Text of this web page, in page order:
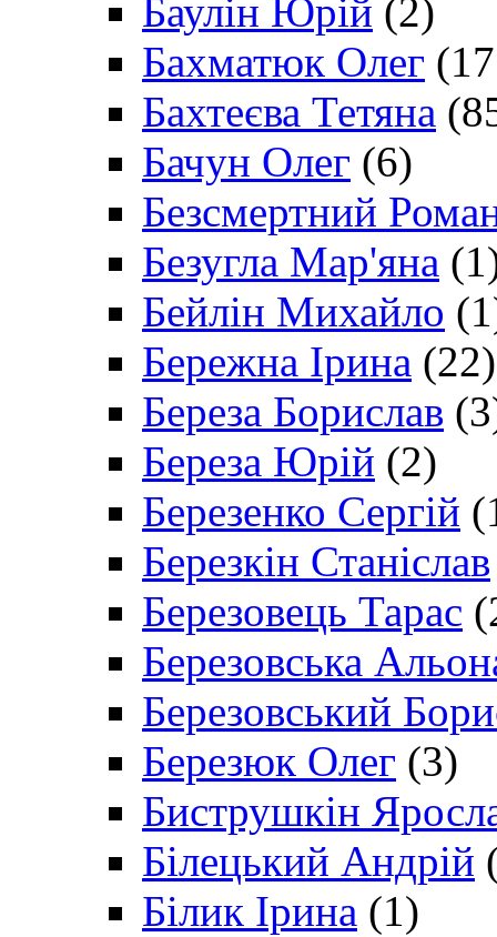
Баулін Юрій (2)
Бахматюк Олег
Бахтеєва Тетяна
Бачун Олег (6)
Безсмертний
Безугла Мар'яна
Бейлін Михайло
Бережна Ірина (22)
Береза Борислав
Береза Юрій (2)
Березенко Сергій
Березкін Станіслав
Березовець Тарас
Березовська
Березовський
Березюк Олег (3)
Биструшкін
Білецький Андрій
Білик Ірина (1)